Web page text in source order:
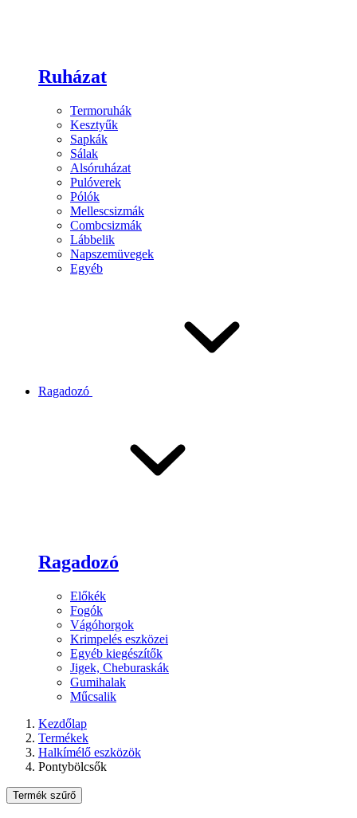
Ruházat
Termoruhák
Kesztyűk
Sapkák
Sálak
Alsóruházat
Pulóverek
Pólók
Mellescsizmák
Combcsizmák
Lábbelik
Napszemüvegek
Egyéb
Ragadozó
Ragadozó
Előkék
Fogók
Vágóhorgok
Krimpelés eszközei
Egyéb kiegészítők
Jigek, Cheburaskák
Gumihalak
Műcsalik
Kezdőlap
Termékek
Halkímélő eszközök
Pontybölcsők
Termék szűrő